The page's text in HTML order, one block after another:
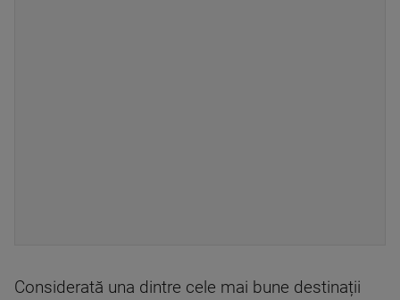
Considerată una dintre cele mai bune destinații